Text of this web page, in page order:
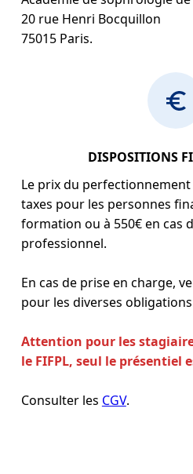
20 rue Henri Bocquillon
75015 Paris.
DISPOSITIONS
Le prix du perfectionnement
taxes pour les personnes
formation ou à 550€ en cas
professionnel.
En cas de prise en charge,
pour les diverses
Attention pour les
le FIFPL, seul le présentiel
Consulter les CGV.